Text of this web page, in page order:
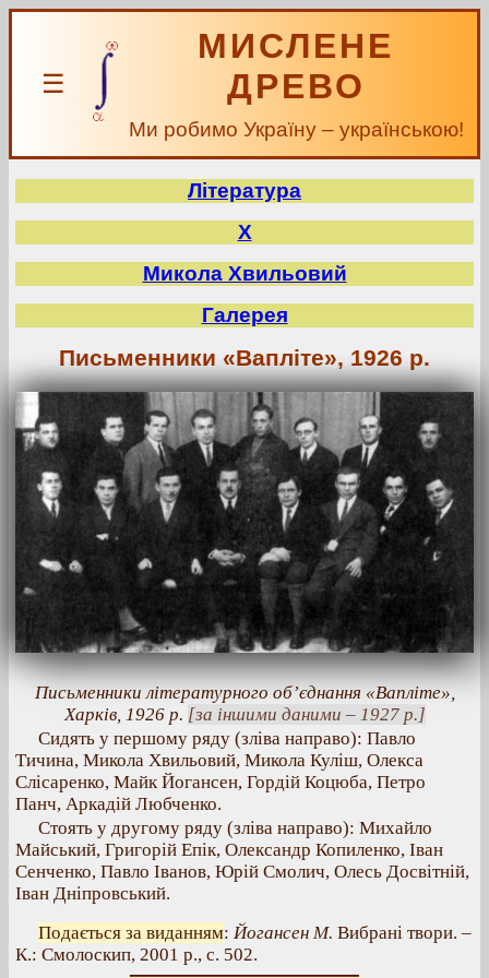
☰
МИСЛЕНЕ
ДРЕВО
Ми робимо Україну – українською!
Література
Х
Микола Хвильовий
Галерея
Письменники «Вапліте», 1926 р.
Письменники літературного об’єднання «Вапліте»,
Харків, 1926 р. [за іншими даними – 1927 р.]
Сидять у першому ряду (зліва направо): Павло
Тичина, Микола Хвильовий, Микола Куліш, Олекса
Слісаренко, Майк Йогансен, Гордій Коцюба, Петро
Панч, Аркадій Любченко.
Стоять у другому ряду (зліва направо): Михайло
Майський, Григорій Епік, Олександр Копиленко, Іван
Сенченко, Павло Іванов, Юрій Смолич, Олесь Досвітній,
Іван Дніпровський.
Подається за виданням: Йогансен М. Вибрані твори. –
К.: Смолоскип, 2001 р., с. 502.